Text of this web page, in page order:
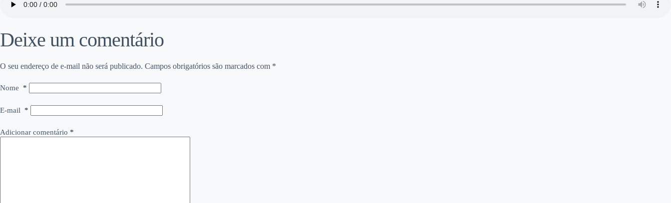
Deixe um comentário
O seu endereço de e-mail não será publicado. Campos obrigatórios são marcados com *
Nome *
E-mail *
Adicionar comentário *